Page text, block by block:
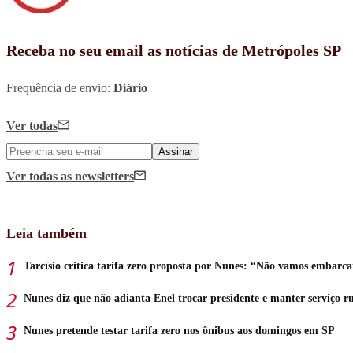
Receba no seu email as notícias de Metrópoles SP
Frequência de envio: Diário
Ver todas
Assinar
Ver todas as newsletters
Leia também
Tarcísio critica tarifa zero proposta por Nunes: “Não vamos
Nunes diz que não adianta Enel trocar presidente e manter serviço
Nunes pretende testar tarifa zero nos ônibus aos domingos em SP